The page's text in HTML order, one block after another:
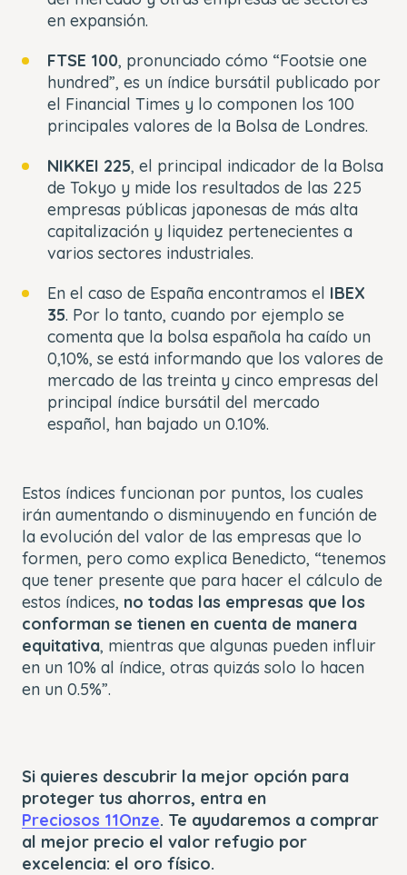
en expansión.
FTSE 100, pronunciado cómo “Footsie one
hundred”, es un índice bursátil publicado por
el Financial Times y lo componen los 100
principales valores de la Bolsa de Londres.
NIKKEI 225, el principal indicador de la Bolsa
de Tokyo y mide los resultados de las 225
empresas públicas japonesas de más alta
capitalización y liquidez pertenecientes a
varios sectores industriales.
En el caso de España encontramos el IBEX
35. Por lo tanto, cuando por ejemplo se
comenta que la bolsa española ha caído un
0,10%, se está informando que los valores de
mercado de las treinta y cinco empresas del
principal índice bursátil del mercado
español, han bajado un 0.10%.
Estos índices funcionan por puntos, los cuales
irán aumentando o disminuyendo en función de
la evolución del valor de las empresas que lo
formen, pero como explica Benedicto, “tenemos
que tener presente que para hacer el cálculo de
estos índices, no todas las empresas que los
conforman se tienen en cuenta de manera
equitativa, mientras que algunas pueden influir
en un 10% al índice, otras quizás solo lo hacen
en un 0.5%”.
Si quieres descubrir la mejor opción para
proteger tus ahorros, entra en
Preciosos 11Onze. Te ayudaremos a comprar
al mejor precio el valor refugio por
excelencia: el oro físico.